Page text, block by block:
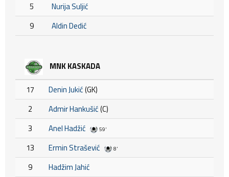
5
Nurija Suljić
9
Aldin Dedić
MNK KASKADA
17 Denin Jukić(GK)
2
Admir Hankušić(C)
3
Anel Hadžić 59'
13 Ermin Strašević 8'
9
Hadžim Jahić